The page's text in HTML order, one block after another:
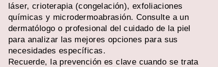
láser, crioterapia (congelación), exfoliaciones
químicas y microdermoabrasión. Consulte a un
dermatólogo o profesional del cuidado de la piel
para analizar las mejores opciones para sus
necesidades específicas.
Recuerde, la prevención es clave cuando se trata